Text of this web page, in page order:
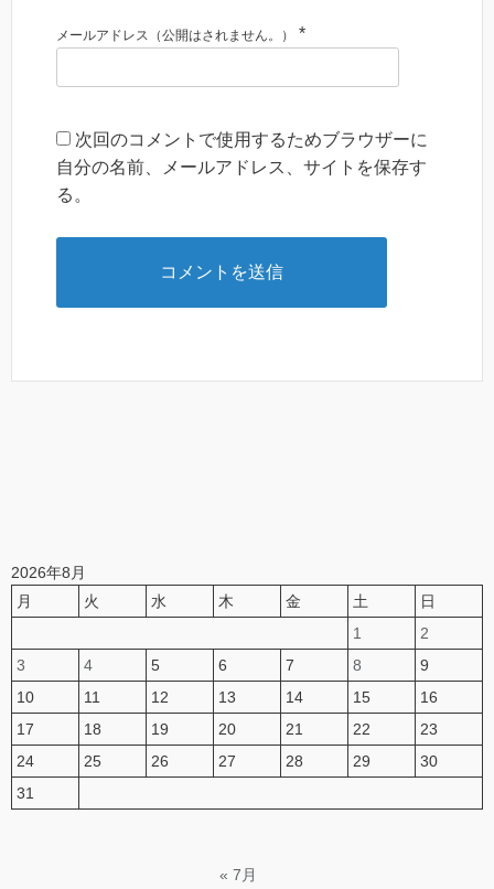
メールアドレス（公開はされません。） *
次回のコメントで使用するためブラウザーに
自分の名前、メールアドレス、サイトを保存す
る。
2026年8月
月
火 水 木 金 土
日
1
2
3
4 5 6 7 8
9
10
11 12 13 14 15
16
17
18 19 20 21 22
23
24
25 26 27 28 29
30
31
« 7月